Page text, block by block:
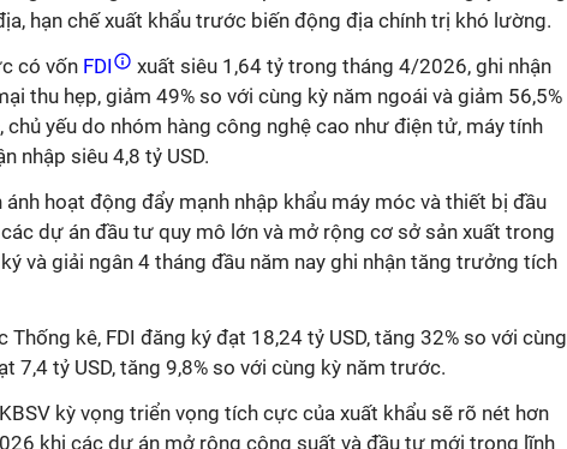
hạn chế xuất khẩu trước biến động địa chính trị khó lường.
có vốn FDI
xuất siêu 1,64 tỷ trong tháng 4/2026, ghi nhận
thu hẹp, giảm 49% so với cùng kỳ năm ngoái và giảm 56,5%
yếu do nhóm hàng công nghệ cao như điện tử, máy tính
nhập siêu 4,8 tỷ USD.
ánh hoạt động đẩy mạnh nhập khẩu máy móc và thiết bị đầu
dự án đầu tư quy mô lớn và mở rộng cơ sở sản xuất trong
và giải ngân 4 tháng đầu năm nay ghi nhận tăng trưởng tích
Thống kê, FDI đăng ký đạt 18,24 tỷ USD, tăng 32% so với cùng
7,4 tỷ USD, tăng 9,8% so với cùng kỳ năm trước.
kỳ vọng triển vọng tích cực của xuất khẩu sẽ rõ nét hơn
khi các dự án mở rộng công suất và đầu tư mới trong lĩnh